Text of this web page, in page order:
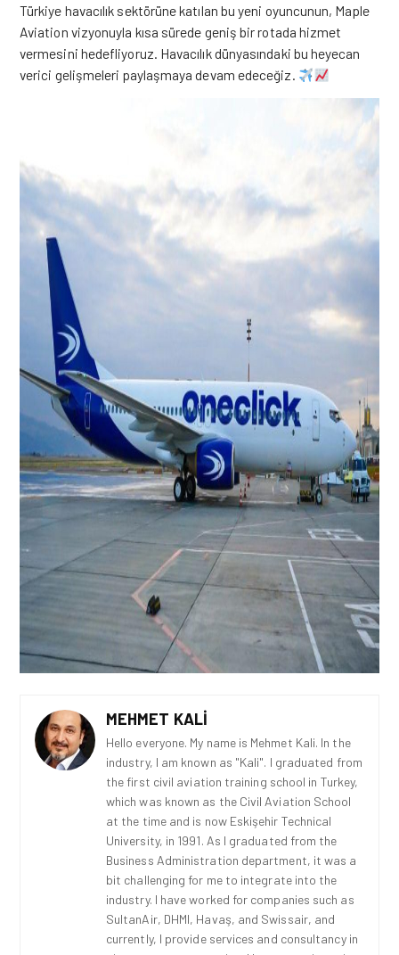
Türkiye havacılık sektörüne katılan bu yeni oyuncunun, Maple
Aviation vizyonuyla kısa sürede geniş bir rotada hizmet
vermesini hedefliyoruz. Havacılık dünyasındaki bu heyecan
verici gelişmeleri paylaşmaya devam edeceğiz.
MEHMET KALI
Hello everyone. My name is Mehmet Kali. In the
industry, I am known as "Kali". I graduated from
the first civil aviation training school in Turkey,
which was known as the Civil Aviation School
at the time and is now Eskişehir Technical
University, in 1991. As I graduated from the
Business Administration department, it was a
bit challenging for me to integrate into the
industry. I have worked for companies such as
SultanAir, DHMI, Havaş, and Swissair, and
currently, I provide services and consultancy in